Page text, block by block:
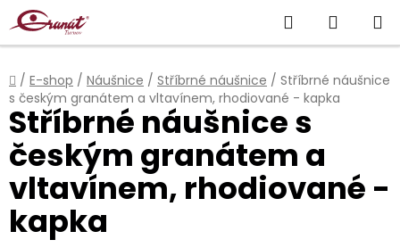
Přejít
na
obsah
Hledat
KOŠÍK
Domů
/ E-shop / Náušnice / Stříbrné náušnice / Stříbrné náušnice
s českým granátem a vltavínem, rhodiované - kapka
Stříbrné náušnice s
českým granátem a
vltavínem, rhodiované -
kapka